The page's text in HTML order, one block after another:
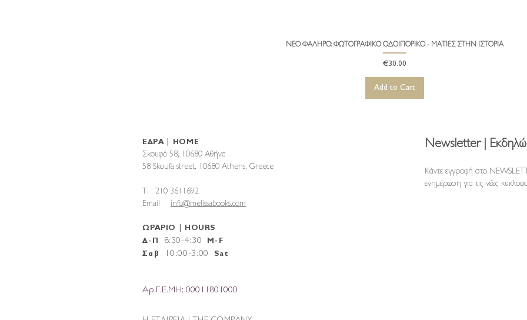
Quick View
ΝΕΟ ΦΑΛΗΡΟ: ΦΩΤΟΓΡΑΦΙΚΟ ΟΔΟΙΠΟΡΙΚΟ - ΜΑΤΙΕΣ ΣΤΗΝ ΙΣΤΟΡΙΑ
Price
€30.00
Add to Cart
ΕΔΡΑ | HOME
Σκουφά 58, 10680 Αθήνα
58 Skoufa street, 10680 Athens, Greece
T. 210 3611692
Email info@melissabooks.com
ΩΡΑΡΙΟ | HOURS
Δ-Π
8:30-4:30 M-F
Σαβ
10 :00-3:00 Sat
Αρ.Γ.Ε.ΜΗ: 00011801000
Newsletter |
Κάντε εγγραφή στο
ενημέρωση για τις νέες